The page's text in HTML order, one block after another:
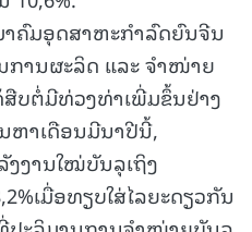
ຄົມອຸດສາຫະກຳລົດຍົນຈີນ
ການຜະລິດ ແລະ ຈຳໜ່າຍ
ບຕໍ່ມີທ່ວງທ່າເພີ່ມຂຶ້ນຢ່າງ
ຫາເດືອນມີນາປີນີ້,
ງານໃໝ່ບັນລຸເຖິງ
ເມື່ອທຽບໃສ່ໄລຍະດຽວກັນ